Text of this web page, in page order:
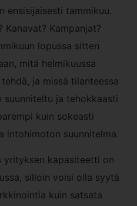
ensisijaisesti tammikuu.
Kampanjat?
lopussa sitten
mitä helmikuussa
ja missä tilanteessa
ja tehokkaasti
kuin sokeasti
intohimoton suunnitelma.
yrityksen kapasiteetti on
silloin voisi olla syytä
kuin satsata